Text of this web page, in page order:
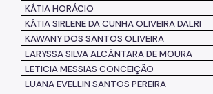
KÁTIA HORÁCIO
KÁTIA SIRLENE DA CUNHA OLIVEIRA DALRI
KAWANY DOS SANTOS OLIVEIRA
LARYSSA SILVA ALCÂNTARA DE MOURA
LETICIA MESSIAS CONCEIÇÃO
LUANA EVELLIN SANTOS PEREIRA